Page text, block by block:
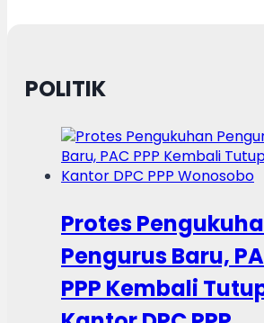
POLITIK
Protes
Pengurus Baru,
PPP Kembali